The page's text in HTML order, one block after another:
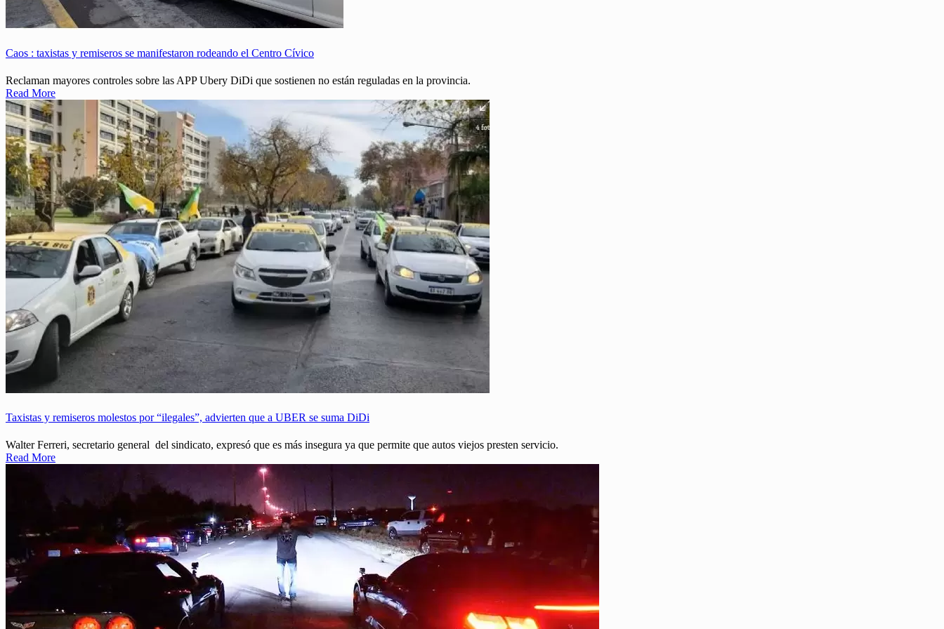
Caos : taxistas y remiseros se manifestaron rodeando el Centro Cívico
Reclaman mayores controles sobre las APP Ubery DiDi que sostienen no están reguladas en la provincia.
Read More
Taxistas y remiseros molestos por “ilegales”, advierten que a UBER se suma DiDi
Walter Ferreri, secretario general del sindicato, expresó que es más insegura ya que permite que autos viejos presten servicio.
Read More